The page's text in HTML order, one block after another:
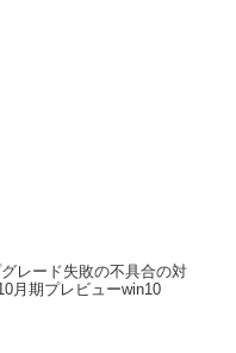
グレード失敗の不具合の対
月期プレビューwin10